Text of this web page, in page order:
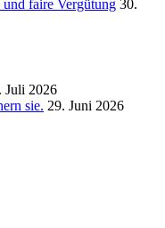
faire Vergütung 30.
Juli 2026
sie. 29. Juni 2026